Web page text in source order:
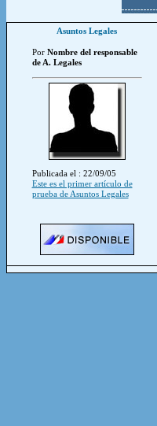
Asuntos Legales
Por Nombre del responsable
de A. Legales
Publicada el : 22/09/05
Este es el primer artículo de
prueba de Asuntos Legales